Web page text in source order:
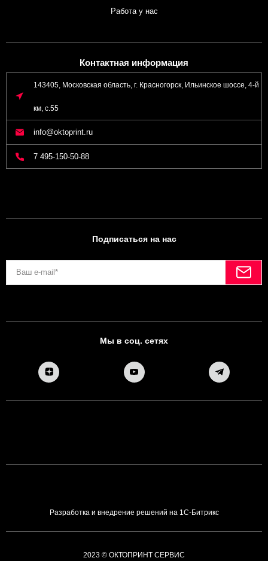
Работа у нас
Контактная информация
143405, Московская область, г. Красногорск, Ильинское шоссе, 4-й
км, с.55
info@oktoprint.ru
7 495-150-50-88
Подписаться на нас
Мы в соц. сетях
Разработка и внедрение решений на 1С-Битрикс
2023 © ОКТОПРИНТ СЕРВИС